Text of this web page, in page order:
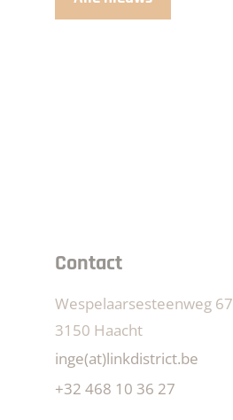
Contact
Wespelaarsesteenweg 67
3150 Haacht
inge(at)linkdistrict.be
+32 468 10 36 27